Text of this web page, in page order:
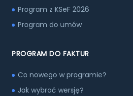
Program z KSeF 2026
Program do umów
PROGRAM DO FAKTUR
Co nowego w programie?
Jak wybrać wersję?